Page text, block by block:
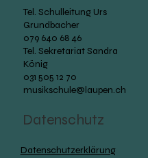
Tel. Schulleitung Urs
Grundbacher
079 640 68 46
Tel. Sekretariat Sandra
König
031 505 12 70
musikschule@laupen.ch
Datenschutz
Datenschutzerklärung